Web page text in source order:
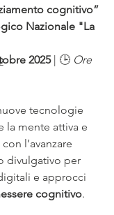
cognitivo”
Nazionale "La
2025 | 🕒 Ore
tecnologie
la mente attiva e
l’avanzare
divulgativo per
e approcci
cognitivo.